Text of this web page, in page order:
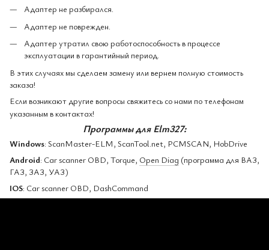
Адаптер не разбирался.
Адаптер не поврежден.
Адаптер утратил свою работоспособность в процессе
эксплуатации в гарантийный период.
В этих случаях мы сделаем замену или вернем полную стоимость
заказа!
Если возникают другие вопросы свяжитесь со нами по телефонам
указанным в контактах!
Программы для Elm327:
Windows: ScanMaster-ELM, ScanTool.net, PCMSCAN, HobDrive
Android: Car scanner OBD, Torque, Open Diag (программа для ВАЗ,
ГАЗ, ЗАЗ, УАЗ)
IOS: Car scanner OBD, DashCommand